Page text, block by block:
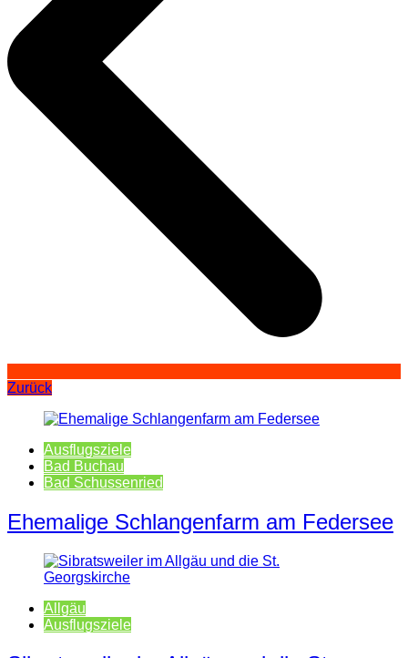
Zurück
Ausflugsziele
Bad Buchau
Bad Schussenried
Ehemalige Schlangenfarm am Federsee
Allgäu
Ausflugsziele